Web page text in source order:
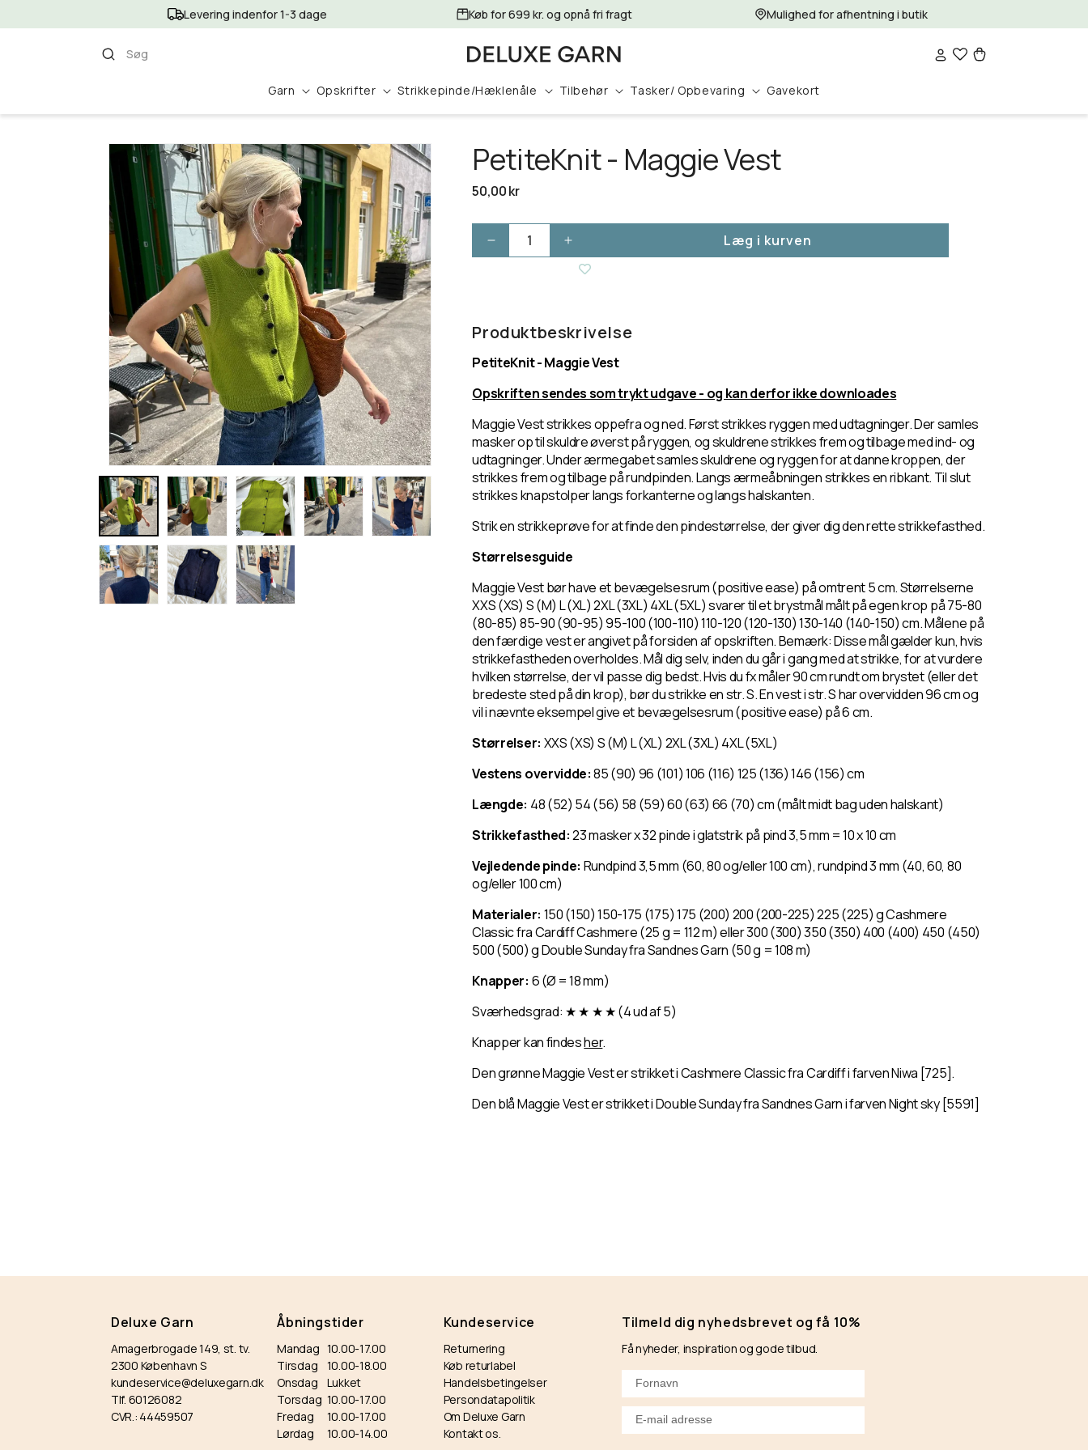
indhold
Levering indenfor 1-3 dage Køb for 699 kr. og opnå fri fragt Mulighed for afhentning i butik
Søg
Garn Opskrifter Strikkepinde/Hæklenåle Tilbehør Tasker/ Opbevaring Gavekort
ind
Indkøbskurv
produktoplysninger
PetiteKnit - Maggie Vest
Normalpris
50,00 kr
Reducer
Maggie
Øg
antallet
Maggie
Læg i kurven
Produktbeskrivelse
PetiteKnit - Maggie Vest
Opskriften sendes som trykt udgave - og kan derfor ikke downloades
Maggie Vest strikkes oppefra og ned. Først strikkes ryggen med udtagninger. Der samles
masker op til skuldre øverst på ryggen, og skuldrene strikkes frem og tilbage med ind- og
udtagninger. Under ærmegabet samles skuldrene og ryggen for at danne kroppen, der
strikkes frem og tilbage på rundpinden. Langs ærmeåbningen strikkes en ribkant. Til slut
strikkes knapstolper langs forkanterne og langs halskanten.
Strik en strikkeprøve for at finde den pindestørrelse, der giver dig den rette strikkefasthed.
Størrelsesguide
Maggie Vest bør have et bevægelsesrum (positive ease) på omtrent 5 cm. Størrelserne
XXS (XS) S (M) L (XL) 2XL (3XL) 4XL (5XL) svarer til et brystmål målt på egen krop på 75-80
(80-85) 85-90 (90-95) 95-100 (100-110) 110-120 (120-130) 130-140 (140-150) cm. Målene på
den færdige vest er angivet på forsiden af opskriften. Bemærk: Disse mål gælder kun, hvis
strikkefastheden overholdes. Mål dig selv, inden du går i gang med at strikke, for at vurdere
hvilken størrelse, der vil passe dig bedst. Hvis du fx måler 90 cm rundt om brystet (eller det
bredeste sted på din krop), bør du strikke en str. S. En vest i str. S har overvidden 96 cm og
vil i nævnte eksempel give et bevægelsesrum (positive ease) på 6 cm.
Størrelser: XXS (XS) S (M) L (XL) 2XL (3XL) 4XL (5XL)
Vestens overvidde:85 (90) 96 (101) 106 (116) 125 (136) 146 (156) cm
Længde: 48 (52) 54 (56) 58 (59) 60 (63) 66 (70) cm (målt midt bag uden halskant)
Strikkefasthed:23 masker x 32 pinde i glatstrik på pind 3,5 mm = 10 x 10 cm
Vejledende pinde: Rundpind 3,5 mm (60, 80 og/eller 100 cm), rundpind 3 mm (40, 60, 80
og/eller 100 cm)
Materialer: 150 (150) 150-175 (175) 175 (200) 200 (200-225) 225 (225) g Cashmere
Classic fra Cardiff Cashmere (25 g = 112 m) eller 300 (300) 350 (350) 400 (400) 450 (450)
500 (500) g Double Sunday fra Sandnes Garn (50 g = 108 m)
Knapper: 6 (Ø = 18 mm)
Sværhedsgrad: ★ ★ ★ ★ (4 ud af 5)
Knapper kan findesher.
Den grønne Maggie Vest er strikket i Cashmere Classic fra Cardiff i farven Niwa [725].
Den blå Maggie Vest er strikket i Double Sunday fra Sandnes Garn i farven Night sky [5591]
Deluxe Garn
Amagerbrogade 149, st. tv.
2300 København S
kundeservice@deluxegarn.dk
Tlf. 60126082
CVR.: 44459507
Åbningstider
Mandag 10.00-17.00
Tirsdag
10.00-18.00
Onsdag
Lukket
Torsdag 10.00-17.00
Fredag
10.00-17.00
Lørdag
10.00-14.00
Kundeservice
Returnering
Køb returlabel
Handelsbetingelser
Persondatapolitik
Om Deluxe Garn
Kontakt os.
Tilmeld dig nyhedsbrevet og få 10%
Få nyheder, inspiration og gode tilbud.